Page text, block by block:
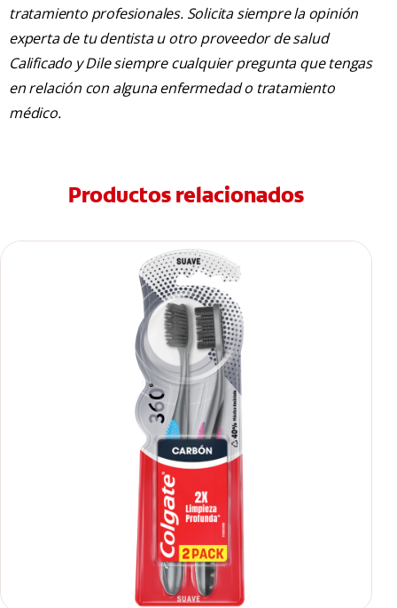
tratamiento profesionales. Solicita siempre la opinión
experta de tu dentista u otro proveedor de salud
Calificado y Dile siempre cualquier pregunta que tengas
en relación con alguna enfermedad o tratamiento
médico.
Productos relacionados